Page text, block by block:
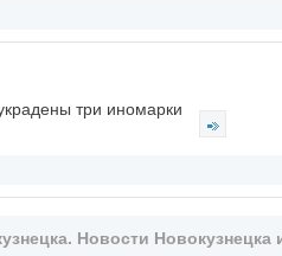
три иномарки
Новости